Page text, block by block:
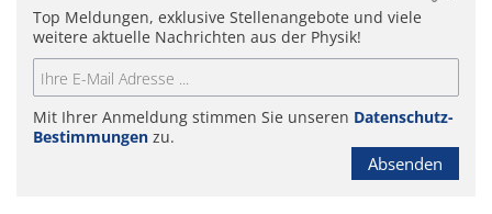
Top Meldungen, exklusive Stellenangebote und viele
weitere aktuelle Nachrichten aus der Physik!
Mit Ihrer Anmeldung stimmen Sie unseren Datenschutz-
Bestimmungen zu.
Absenden